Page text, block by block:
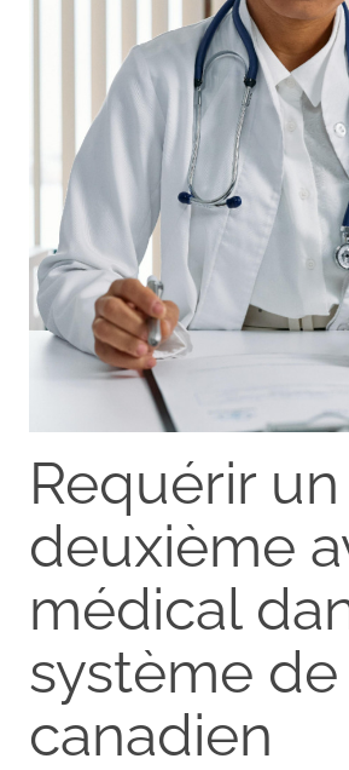
Requérir un
deuxième
médical
système
canadien